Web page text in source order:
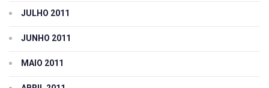
JULHO 2011
JUNHO 2011
MAIO 2011